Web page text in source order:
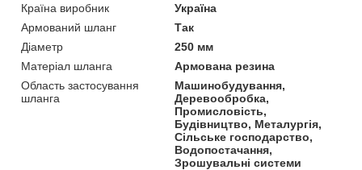
Країна виробник
Україна
Армований шланг
Так
Діаметр
250 мм
Матеріал шланга
Армована резина
Область застосування
шланга
Машинобудування,
Деревообробка,
Промисловість,
Будівництво, Металургія,
Сільське господарство,
Водопостачання,
Зрошувальні системи